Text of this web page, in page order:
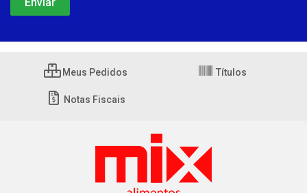
Meus Pedidos Títulos
Notas Fiscais